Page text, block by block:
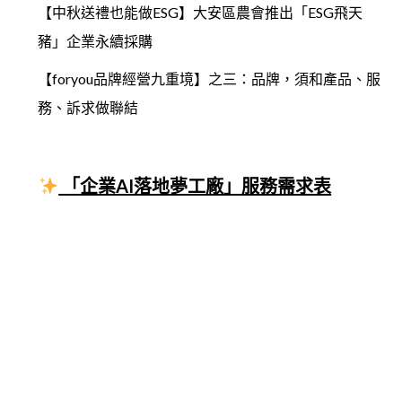
【中秋送禮也能做ESG】大安區農會推出「ESG飛天
豬」企業永續採購
【foryou品牌經營九重境】之三：品牌，須和產品、服
務、訴求做聯結
「企業AI落地夢工廠」服務需求表